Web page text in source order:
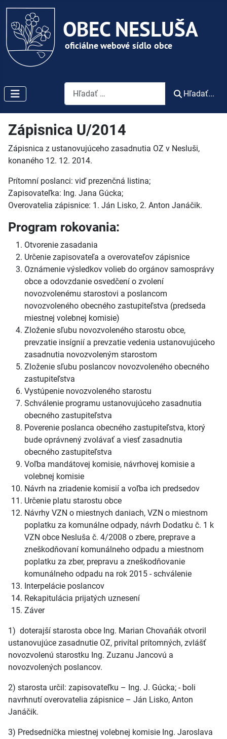
Vyhľadávanie
Hľadať...
Zápisnica U/2014
Zápisnica z ustanovujúceho zasadnutia OZ v Nesluši,
konaného 12. 12. 2014.
Prítomní poslanci: viď prezenčná listina;
Zapisovateľka: Ing. Jana Gúcka;
Overovatelia zápisnice: 1. Ján Lisko, 2. Anton Janáčik.
Program rokovania:
Otvorenie zasadania
Určenie zapisovateľa a overovateľov zápisnice
Oznámenie výsledkov volieb do orgánov samosprávy
obce a odovzdanie osvedčení o zvolení
novozvolenému starostovi a poslancom
novozvoleného obecného zastupiteľstva (predseda
miestnej volebnej komisie)
Zloženie sľubu novozvoleného starostu obce,
prevzatie insígnií a prevzatie vedenia ustanovujúceho
zasadnutia novozvoleným starostom
Zloženie sľubu poslancov novozvoleného obecného
zastupiteľstva
Vystúpenie novozvoleného starostu
Schválenie programu ustanovujúceho zasadnutia
obecného zastupiteľstva
Poverenie poslanca obecného zastupiteľstva, ktorý
bude oprávnený zvolávať a viesť zasadnutia
obecného zastupiteľstva
Voľba mandátovej komisie, návrhovej komisie a
volebnej komisie
Návrh na zriadenie komisií a voľba ich predsedov
Určenie platu starostu obce
Návrhy VZN o miestnych daniach, VZN o miestnom
poplatku za komunálne odpady, návrh Dodatku č. 1 k
VZN obce Nesluša č. 4/2008 o zbere, preprave a
zneškodňovaní komunálneho odpadu a miestnom
poplatku za zber, prepravu a zneškodňovanie
komunálneho odpadu na rok 2015 - schválenie
Interpelácie poslancov
Rekapitulácia prijatých uznesení
Záver
1) doterajší starosta obce Ing. Marian Chovaňák otvoril
ustanovujúce zasadnutie OZ, privítal prítomných, zvlášť
novozvolenú starostku Ing. Zuzanu Jancovú a
novozvolených poslancov.
2) starosta určil: zapisovateľku – Ing. J. Gúcka; - boli
navrhnutí overovatelia zápisnice – Ján Lisko, Anton
Janáčik.
3) Predsedníčka miestnej volebnej komisie Ing. Jaroslava